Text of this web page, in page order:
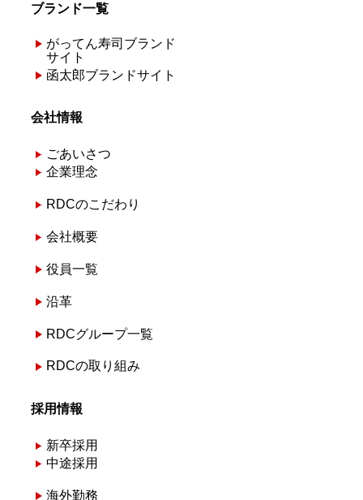
ブランド一覧
がってん寿司ブランド
サイト
函太郎ブランドサイト
会社情報
ごあいさつ
企業理念
RDCのこだわり
会社概要
役員一覧
沿革
RDCグループ一覧
RDCの取り組み
採用情報
新卒採用
中途採用
海外勤務